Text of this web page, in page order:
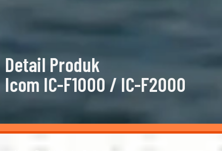
Detail Produk
Icom IC-F1000 / IC-F2000